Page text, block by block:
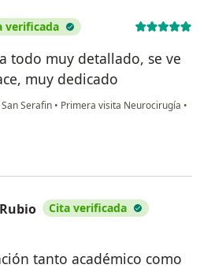
verificada
todo muy detallado, se ve
muy dedicado
Serafin • Primera visita Neurocirugía •
Cita verificada
tanto académico como